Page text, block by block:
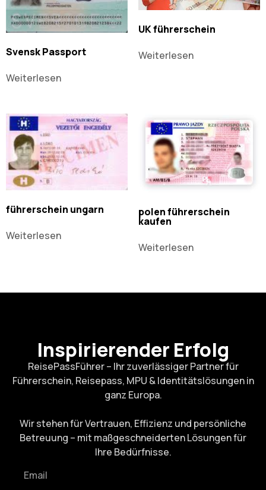
Svensk Passport
Weiterlesen
UK führerschein
Weiterlesen
führerschein ungarn
Weiterlesen
polen führerschein
kaufen
Weiterlesen
Inspirierender Erfolg
ReisePassFührer – Ihr zuverlässiger Partner für
Führerschein, Reisepass, MPU & Identitätslösungen in
ganz Europa.
Wir stehen für Vertrauen, Effizienz und persönliche
Betreuung – mit maßgeschneiderten Lösungen für
Ihre Bedürfnisse.